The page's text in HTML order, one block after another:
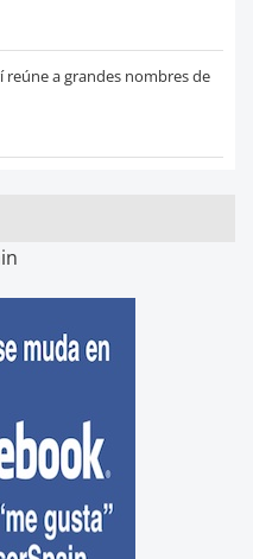
reúne a grandes nombres de